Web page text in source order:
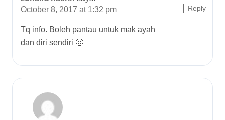
October 8, 2017 at 1:32 pm
Tq info. Boleh pantau untuk mak ayah
dan diri sendiri 🙂
Reply